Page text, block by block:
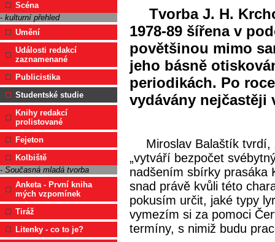
Scéna
- kulturní přehled
Umění
Události redakcí
zaznamenané
Publicistika
Studentské studie
Knihy redakcí
prolistované
Fejeton
Kolbiště
- Současná mladá tvorba
Anketa - První kniha
mých vzpomínek
Tiráž
Litenky - co to je?
Tvorba J. H.
1978-89 šířena v
povětšinou mimo
jeho básně
periodikách. Po
vydávány nejčastěji
Miroslav Balaštík
„vytváří bezpočet
nadšením sbírky prasáka
snad právě kvůli této
pokusím určit, jaké typy
vymezím si za pomoci
termíny, s nimiž budu